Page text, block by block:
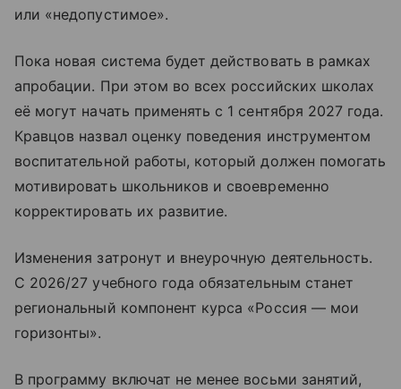
или «недопустимое».
Пока новая система будет действовать в рамках
апробации. При этом во всех российских школах
её могут начать применять с 1 сентября 2027 года.
Кравцов назвал оценку поведения инструментом
воспитательной работы, который должен помогать
мотивировать школьников и своевременно
корректировать их развитие.
Изменения затронут и внеурочную деятельность.
С 2026/27 учебного года обязательным станет
региональный компонент курса «Россия — мои
горизонты».
В программу включат не менее восьми занятий,